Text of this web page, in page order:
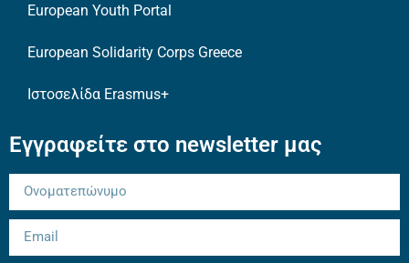
European Youth Portal
European Solidarity Corps Greece
Ιστοσελίδα Erasmus+
Εγγραφείτε στο newsletter μας